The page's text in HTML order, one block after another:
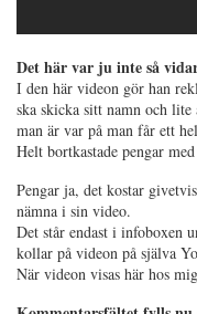
Det här var ju inte så
I den här videon gör han
ska skicka sitt namn och
man är var på man får ett
Helt bortkastade pengar
Pengar ja, det kostar
nämna i sin video.
Det står endast i infoboxen
kollar på videon på själva
När videon visas här hos